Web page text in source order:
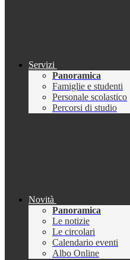
Servizi
Panoramica
Famiglie e studenti
Personale scolastico
Percorsi di studio
Novità
Panoramica
Le notizie
Le circolari
Calendario eventi
Albo Online